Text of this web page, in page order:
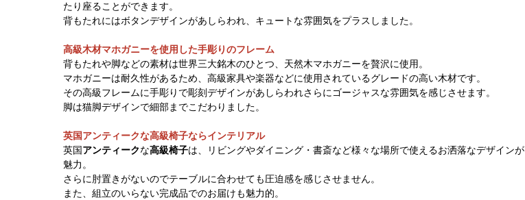
たり座ることができます。
背もたれにはボタンデザインがあしらわれ、キュートな雰囲気をプラスしました。
高級木材マホガニーを使用した手彫りのフレーム
背もたれや脚などの素材は世界三大銘木のひとつ、天然木マホガニーを贅沢に使用。
マホガニーは耐久性があるため、高級家具や楽器などに使用されているグレードの高い木材です。
その高級フレームに手彫りで彫刻デザインがあしらわれさらにゴージャスな雰囲気を感じさせます。
脚は猫脚デザインで細部までこだわりました。
英国アンティークな高級椅子ならインテリアル
英国アンティークな高級椅子は、リビングやダイニング・書斎など様々な場所で使えるお洒落なデザインが
魅力。
さらに肘置きがないのでテーブルに合わせても圧迫感を感じさせません。
また、組立のいらない完成品でのお届けも魅力的。